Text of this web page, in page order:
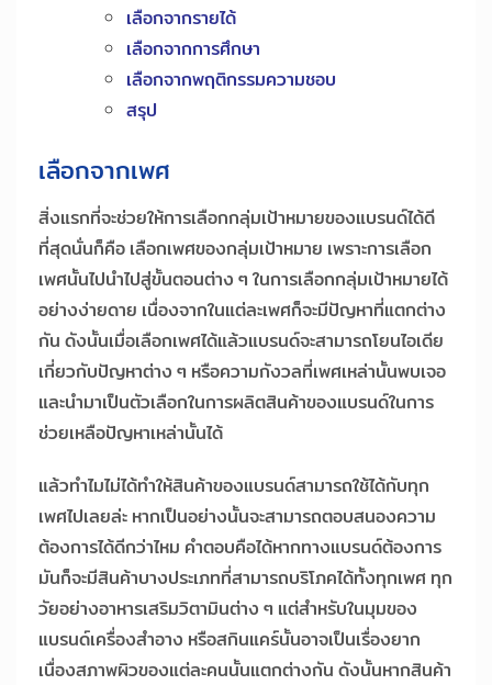
เลือกจากรายได้
เลือกจากการศึกษา
เลือกจากพฤติกรรมความชอบ
สรุป
เลือกจากเพศ
สิ่งแรกที่จะช่วยให้การเลือกกลุ่มเป้าหมายของแบรนด์ได้ดี
ที่สุดนั่นก็คือ เลือกเพศของกลุ่มเป้าหมาย เพราะการเลือก
เพศนั้นไปนำไปสู่ขั้นตอนต่าง ๆ ในการเลือกกลุ่มเป้าหมายได้
อย่างง่ายดาย เนื่องจากในแต่ละเพศก็จะมีปัญหาที่แตกต่าง
กัน ดังนั้นเมื่อเลือกเพศได้แล้วแบรนด์จะสามารถโยนไอเดีย
เกี่ยวกับปัญหาต่าง ๆ หรือความกังวลที่เพศเหล่านั้นพบเจอ
และนำมาเป็นตัวเลือกในการผลิตสินค้าของแบรนด์ในการ
ช่วยเหลือปัญหาเหล่านั้นได้
แล้วทำไมไม่ได้ทำให้สินค้าของแบรนด์สามารถใช้ได้กับทุก
เพศไปเลยล่ะ หากเป็นอย่างนั้นจะสามารถตอบสนองความ
ต้องการได้ดีกว่าไหม คำตอบคือได้หากทางแบรนด์ต้องการ
มันก็จะมีสินค้าบางประเภทที่สามารถบริโภคได้ทั้งทุกเพศ ทุก
วัยอย่างอาหารเสริมวิตามินต่าง ๆ แต่สำหรับในมุมของ
แบรนด์เครื่องสำอาง หรือสกินแคร์นั้นอาจเป็นเรื่องยาก
เนื่องสภาพผิวของแต่ละคนนั้นแตกต่างกัน ดังนั้นหากสินค้า